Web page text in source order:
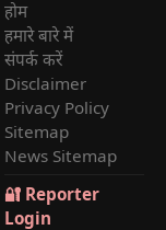
होम
हमारे बारे में
संपर्क करें
Disclaimer
Privacy Policy
Sitemap
News Sitemap
🔐 Reporter
Login